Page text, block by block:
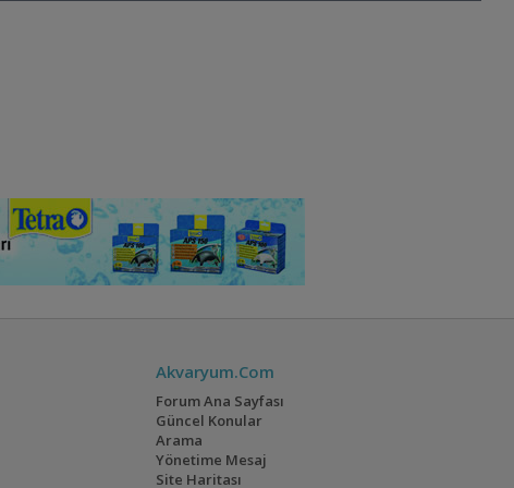
Akvaryum.Com
Forum Ana Sayfası
Güncel Konular
Arama
Yönetime Mesaj
Site Haritası